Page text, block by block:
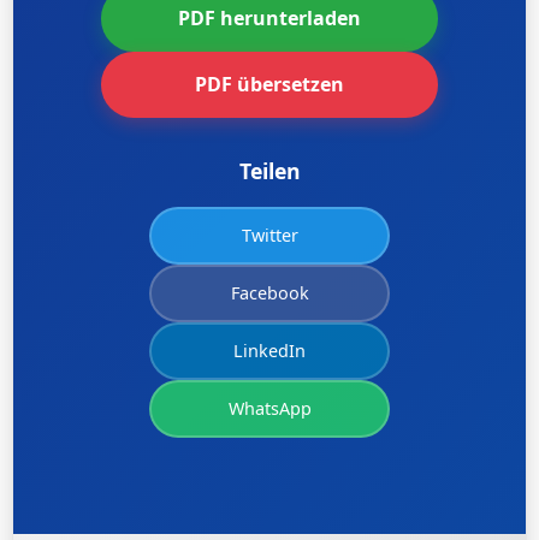
PDF herunterladen
PDF übersetzen
Teilen
Twitter
Facebook
LinkedIn
WhatsApp